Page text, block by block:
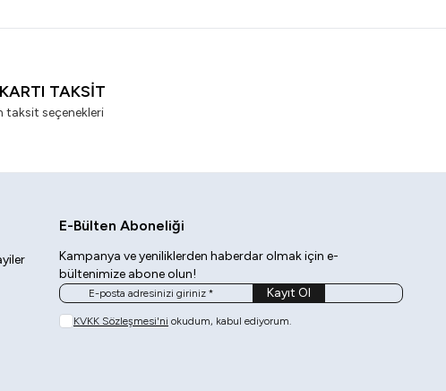
TAKSİT
taksit seçenekleri
E-Bülten Aboneliği
Kampanya ve yeniliklerden haberdar olmak için e-
bültenimize abone olun!
Kayıt Ol
KVKK Sözleşmesi'ni okudum, kabul ediyorum.